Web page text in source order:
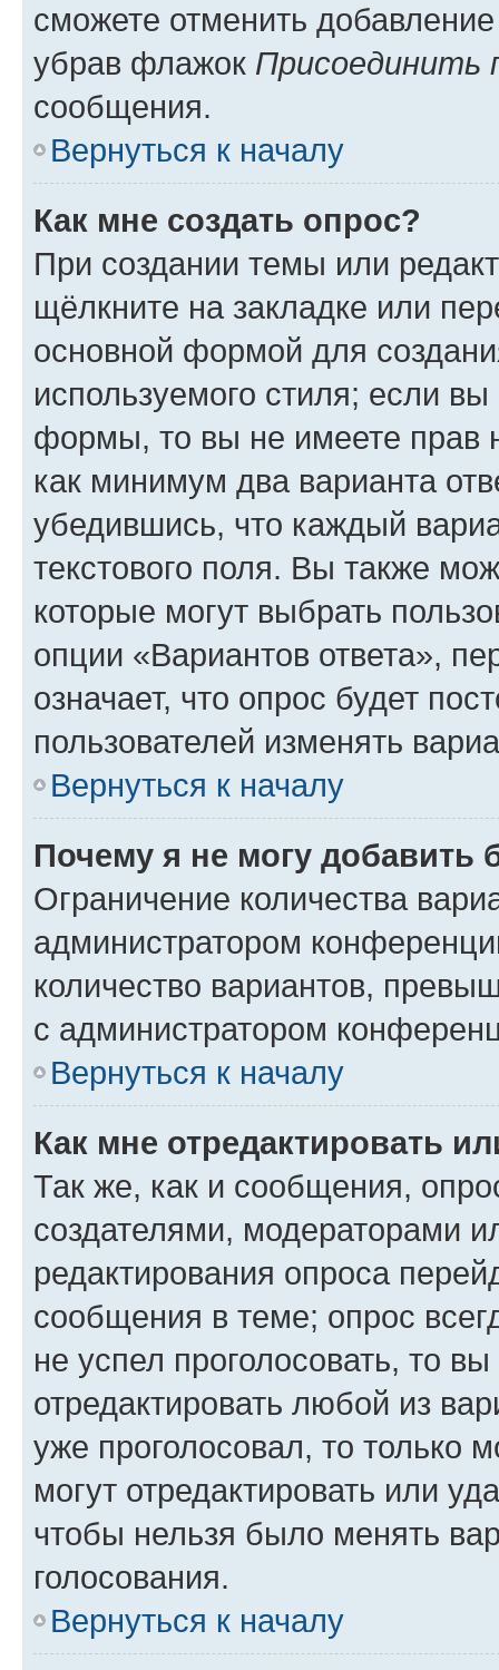
сможете отменить
убрав флажок Присоединить
сообщения.
Вернуться к началу
Как мне создать опрос?
При создании темы или
щёлкните на закладке или
основной формой для
используемого стиля; если
формы, то вы не имеете прав
как минимум два варианта
убедившись, что каждый
текстового поля. Вы также
которые могут выбрать
опции «Вариантов ответа»,
означает, что опрос будет
пользователей изменять
Вернуться к началу
Почему я не могу добавить
Ограничение количества
администратором
количество вариантов,
с администратором
Вернуться к началу
Как мне отредактировать
Так же, как и сообщения,
создателями, модераторами
редактирования опроса
сообщения в теме; опрос
не успел проголосовать, то
отредактировать любой из
уже проголосовал, то только
могут отредактировать или
чтобы нельзя было менять
голосования.
Вернуться к началу